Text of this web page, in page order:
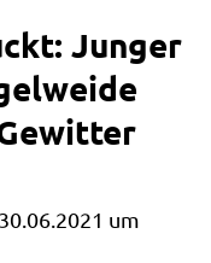
Junger
um